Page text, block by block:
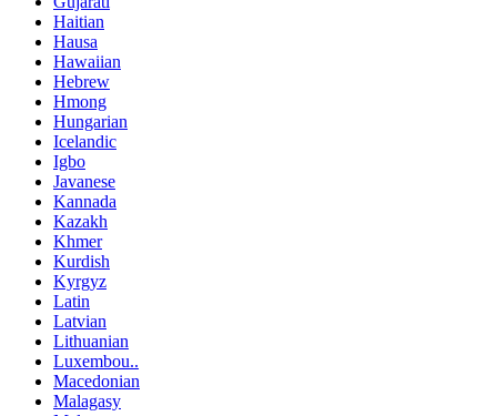
Haitian
Hausa
Hawaiian
Hebrew
Hmong
Hungarian
Icelandic
Igbo
Javanese
Kannada
Kazakh
Khmer
Kurdish
Kyrgyz
Latin
Latvian
Lithuanian
Luxembou..
Macedonian
Malagasy